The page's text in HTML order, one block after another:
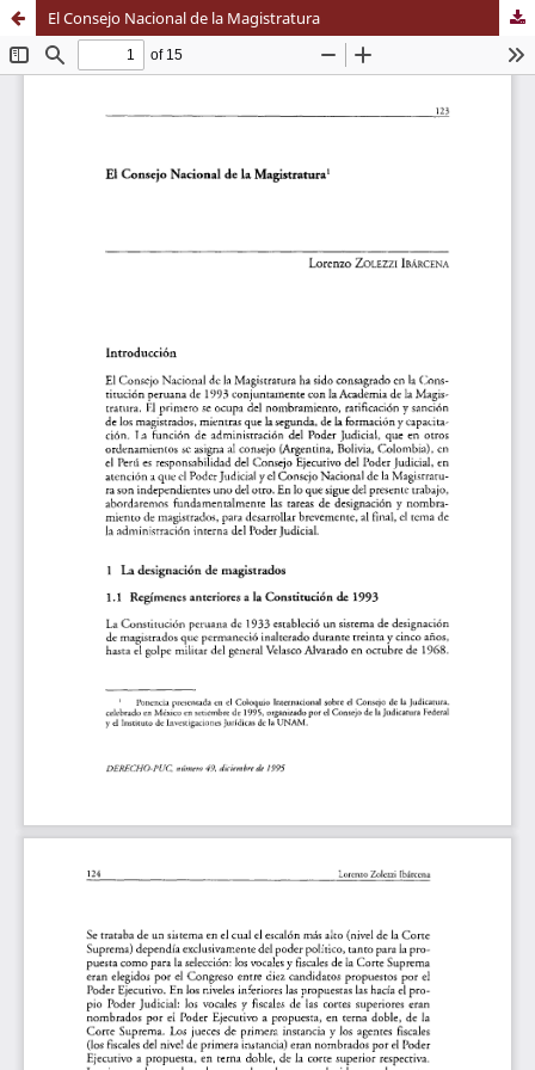
El Consejo Nacional de la Magistratura